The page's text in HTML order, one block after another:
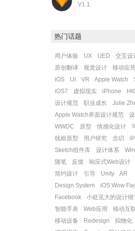
V1.1
热门话题
用户体验 UX UED
交互设
原创翻译
视觉设计 移动应用
iOS
UI VR Apple Watch
iOS7
虚拟现实 iPhone
设计规范
职业成长
Julie
Apple Watch界面设计规范
WWDC
原型 情感化设计
线框原型
用户研究 念叨
Sketch组件库
设计体系
随笔
反馈 响应式Web设计
简约设计
引导 Unity
AR
Design System
iOS Wow
Facebook
小处见大的设计细
智能手表
Web应用
移动互
移动设备
Redesign 拟物化